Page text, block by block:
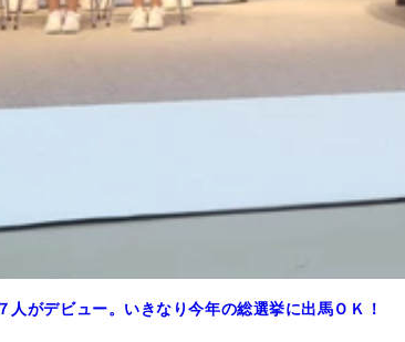
人がデビュー。いきなり今年の総選挙に出馬ＯＫ！